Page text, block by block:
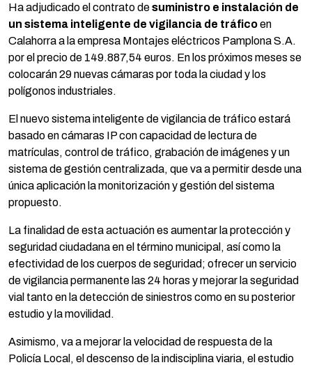
Ha adjudicado el contrato desuministro e instalación de
un sistema inteligente de vigilancia de tráficoen
Calahorra a la empresa Montajes eléctricos Pamplona S.A.
por el precio de 149.887,54 euros. En los próximos meses se
colocarán 29 nuevas cámaras por toda la ciudad y los
polígonos industriales.
El nuevo sistema inteligente de vigilancia de tráfico estará
basado en cámaras IP con capacidad de lectura de
matrículas, control de tráfico, grabación de imágenes y un
sistema de gestión centralizada, que va a permitir desde una
única aplicación la monitorización y gestión del sistema
propuesto.
La finalidad de esta actuación es aumentar la protección y
seguridad ciudadana en el término municipal, así como la
efectividad de los cuerpos de seguridad; ofrecer un servicio
de vigilancia permanente las 24 horas y mejorar la seguridad
vial tanto en la detección de siniestros como en su posterior
estudio y la movilidad.
Asimismo, va a mejorar la velocidad de respuesta de la
Policía Local, el descenso de la indisciplina viaria, el estudio